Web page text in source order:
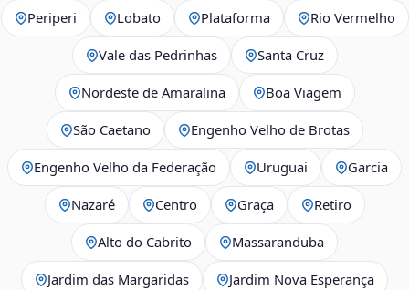
Periperi Lobato Plataforma Rio Vermelho
Vale das Pedrinhas Santa Cruz
Nordeste de Amaralina Boa Viagem
São Caetano Engenho Velho de Brotas
Engenho Velho da Federação Uruguai Garcia
Nazaré Centro Graça Retiro
Alto do Cabrito Massaranduba
Jardim das Margaridas Jardim Nova Esperança